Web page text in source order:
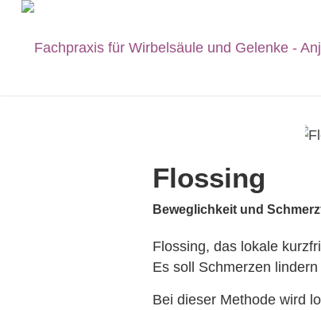
Flossing
Beweglichkeit und
Flossing, das lokale
Es soll Schmerzen
Bei dieser Methode wird